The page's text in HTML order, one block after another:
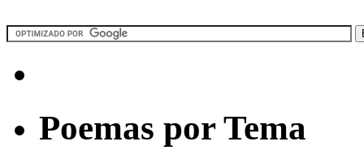
Poemas por Tema